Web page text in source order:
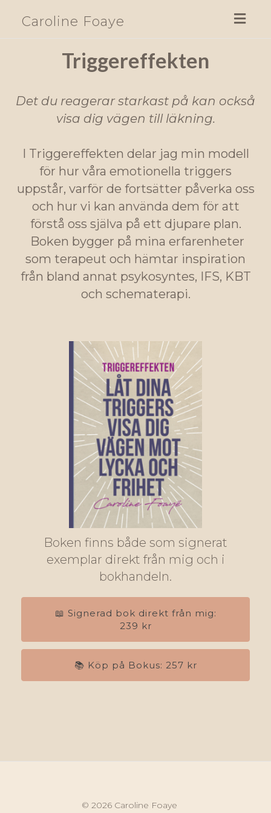
Caroline Foaye
Triggereffekten
Det du reagerar starkast på kan också
visa dig vägen till läkning.
I Triggereffekten delar jag min modell
för hur våra emotionella triggers
uppstår, varför de fortsätter påverka oss
och hur vi kan använda dem för att
förstå oss själva på ett djupare plan.
Boken bygger på mina erfarenheter
som terapeut och hämtar inspiration
från bland annat psykosyntes, IFS, KBT
och schematerapi.
Boken finns både som signerat
exemplar direkt från mig och i
bokhandeln.
📖 Signerad bok direkt från mig:
239 kr
📚 Köp på Bokus: 257 kr
© 2026 Caroline Foaye